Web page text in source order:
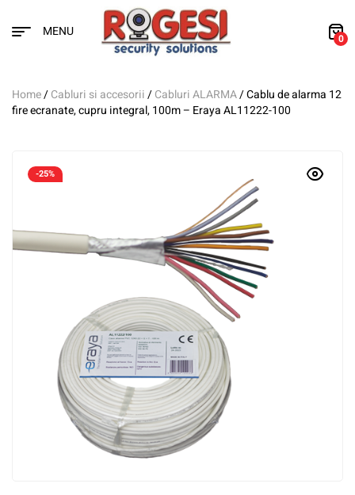
MENU 0
Home/Cabluri si accesorii/Cabluri ALARMA/ Cablu de alarma 12
fire ecranate, cupru integral, 100m – Eraya AL11222-100
-25%